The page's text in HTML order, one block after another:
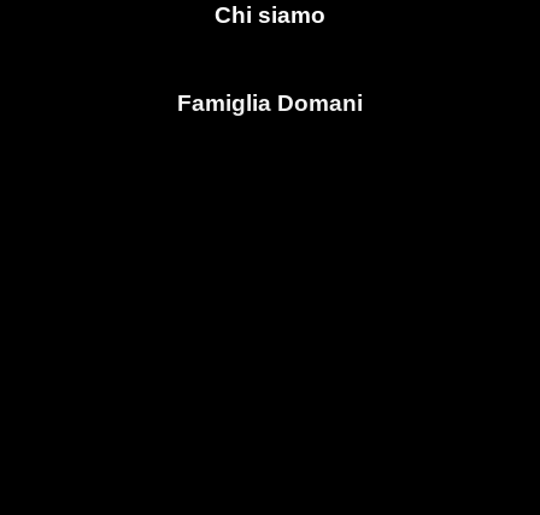
Chi siamo
Famiglia Domani